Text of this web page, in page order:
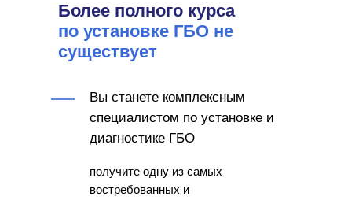
Более полного курса
по установке ГБО не
существует
Вы станете комплексным
специалистом по установке и
диагностике ГБО
получите одну из самых
востребованных и